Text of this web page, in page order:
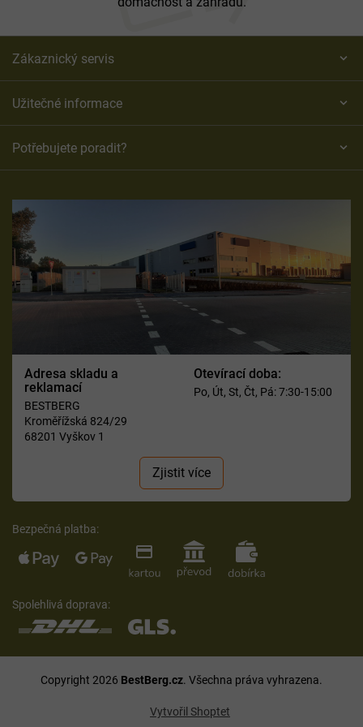
Zákaznický servis
Užitečné informace
Potřebujete poradit?
Adresa skladu a
reklamací
BESTBERG
Kroměřížská 824/29
68201 Vyškov 1
Otevírací doba:
Po, Út, St, Čt, Pá: 7:30-15:00
Zjistit více
Bezpečná platba:
Spolehlivá doprava:
Vytvořil Shoptet
Copyright 2026 BestBerg.cz. Všechna práva vyhrazena.